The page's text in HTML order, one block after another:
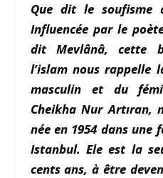
Que dit le soufisme
Influencée par le
dit Mevlânâ, cette
l’islam nous rappelle
masculin et du
Cheikha Nur Artıran,
née en 1954 dans
Istanbul. Ele est la
cents ans, à être